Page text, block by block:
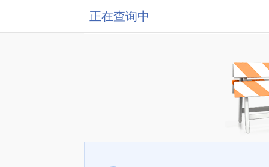
正在查询中